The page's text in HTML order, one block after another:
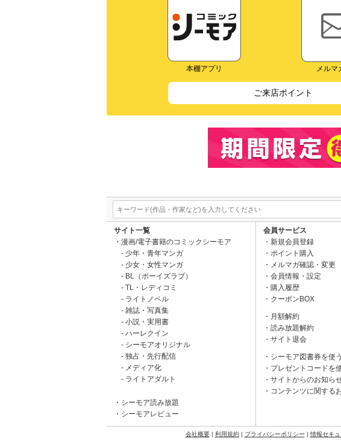
本棚アプリ メルマ
ご来店ポイント
サイト一覧
漫画/電子書籍のコミックシーモア
少年・青年マンガ
少女・女性マンガ
BL（ボーイズラブ）
TL・レディコミ
ライトノベル
雑誌・写真集
小説・実用書
ハーレクイン
シーモアオリジナル
独占・先行配信
メディア化
ライトアダルト
シーモア読み放題
シーモアレビュー
会員サービス
新規会員登録
ポイント購入
メルマガ確認・変更
会員情報・設定
購入履歴
クーポンBOX
月額解約
読み放題解約
サイト退会
シーモア図書券を使う
プレゼントコードを
サイトからのお知ら
コンテンツに関する
会社概要| 利用規約| プライバシーポリシー | 情報セキ